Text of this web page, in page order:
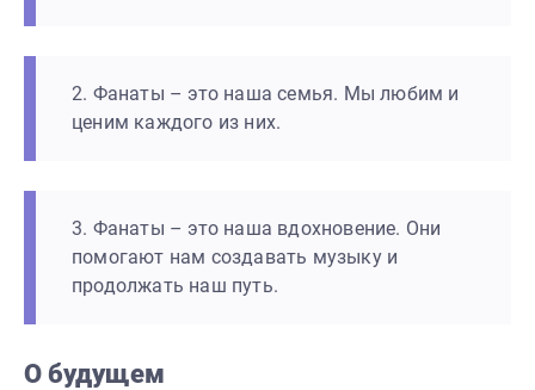
2. Фанаты – это наша семья. Мы любим и
ценим каждого из них.
3. Фанаты – это наша вдохновение. Они
помогают нам создавать музыку и
продолжать наш путь.
О будущем